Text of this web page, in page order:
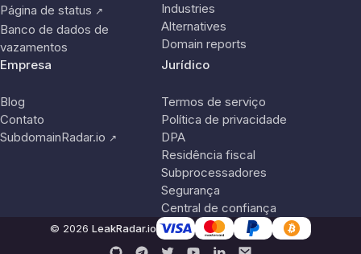
Página de status ↗
Banco de dados de
vazamentos
Industries
Alternatives
Domain reports
Empresa
Blog
Contato
SubdomainRadar.io ↗
Jurídico
Termos de serviço
Política de privacidade
DPA
Residência fiscal
Subprocessadores
Segurança
Central de confiança
© 2026 LeakRadar.io